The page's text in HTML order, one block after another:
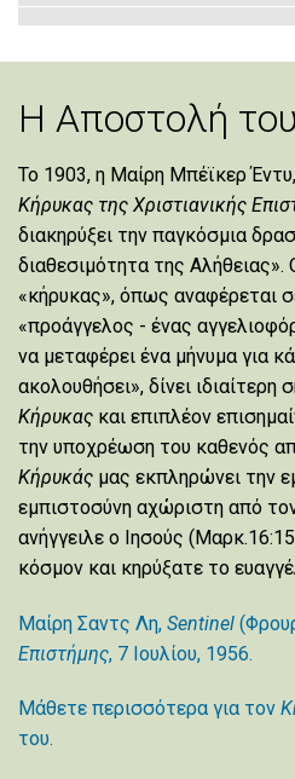
Η Αποστολή του
Το 1903, η Μαίρη Μπέϊκερ
Κήρυκας της Χριστιανικής
διακηρύξει την παγκόσμια
διαθεσιμότητα της
«κήρυκας», όπως αναφέρεται
«προάγγελος - ένας
να μεταφέρει ένα μήνυμα για
ακολουθήσει», δίνει
Κήρυκας και επιπλέον
την υποχρέωση του καθενός
Κήρυκάς μας εκπληρώνει την
εμπιστοσύνη αχώριστη από
ανήγγειλε ο Ιησούς
κόσμον και κηρύξατε το
Μαίρη Σαντς Λη, Sentinel
Επιστήμης, 7 Ιουλίου, 1956.
Μάθετε περισσότερα για τον
του.